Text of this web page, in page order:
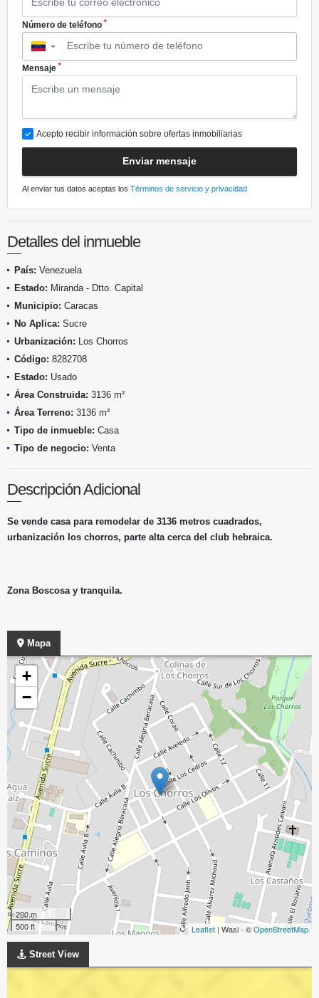
Número de teléfono *
▼
Mensaje *
Acepto recibir información sobre ofertas inmobiliarias
Enviar mensaje
Al enviar tus datos aceptas los Términos de servicio y privacidad
Detalles del inmueble
País: Venezuela
Estado: Miranda - Dtto. Capital
Municipio: Caracas
No Aplica: Sucre
Urbanización: Los Chorros
Código: 8282708
Estado: Usado
Área Construida: 3136 m²
Área Terreno: 3136 m²
Tipo de inmueble: Casa
Tipo de negocio: Venta
Descripción Adicional
Se vende casa para remodelar de 3136 metros cuadrados,
urbanización los chorros, parte alta cerca del club hebraica.
Zona Boscosa y tranquila.
Mapa
+
−
200 m
500 ft
Leaflet | Wasi - ©OpenStreetMap
Street View